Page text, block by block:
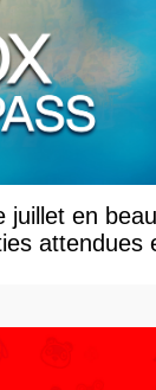
juillet en
attendues